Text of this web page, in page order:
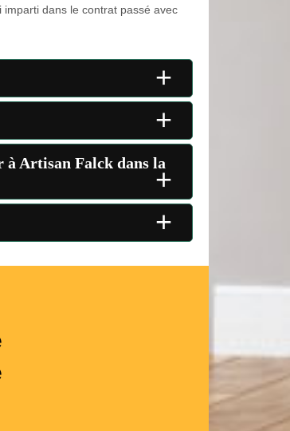
dans le contrat passé avec
+
+
à Artisan Falck dans la+
+